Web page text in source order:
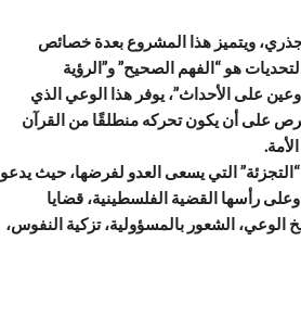
ويتميز هذا المشروع بعدة خصائص
هو “الفهم الصحيح” و”الرؤية
على الأحداث”، يوفر هذا الوعي الذي
على أن يكون تحركه منطلقًا من القرآن
التي يسعى العدو لفرضها، حيث يدعو
رأسها القضية الفلسطينية، قضايا
الوعي، الشعور بالمسؤولية، تزكية النفوس،